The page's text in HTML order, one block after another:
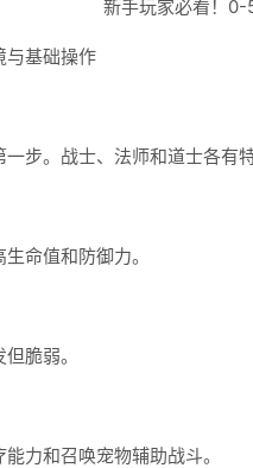
基础操作
。战士、法师和道士各有特
命值和防御力。
脆弱。
和召唤宠物辅助战斗。